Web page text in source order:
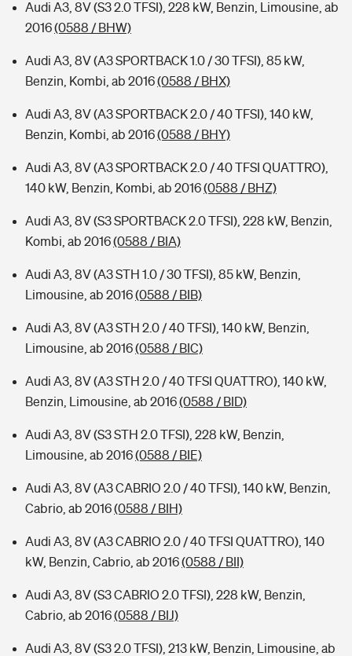
Audi A3, 8V (S3 2.0 TFSI), 228 kW, Benzin, Limousine, ab
2016(0588 / BHW)
Audi A3, 8V (A3 SPORTBACK 1.0 / 30 TFSI), 85 kW,
Benzin, Kombi, ab 2016(0588 / BHX)
Audi A3, 8V (A3 SPORTBACK 2.0 / 40 TFSI), 140 kW,
Benzin, Kombi, ab 2016(0588 / BHY)
Audi A3, 8V (A3 SPORTBACK 2.0 / 40 TFSI QUATTRO),
140 kW, Benzin, Kombi, ab 2016(0588 / BHZ)
Audi A3, 8V (S3 SPORTBACK 2.0 TFSI), 228 kW, Benzin,
Kombi, ab 2016(0588 / BIA)
Audi A3, 8V (A3 STH 1.0 / 30 TFSI), 85 kW, Benzin,
Limousine, ab 2016(0588 / BIB)
Audi A3, 8V (A3 STH 2.0 / 40 TFSI), 140 kW, Benzin,
Limousine, ab 2016(0588 / BIC)
Audi A3, 8V (A3 STH 2.0 / 40 TFSI QUATTRO), 140 kW,
Benzin, Limousine, ab 2016(0588 / BID)
Audi A3, 8V (S3 STH 2.0 TFSI), 228 kW, Benzin,
Limousine, ab 2016(0588 / BIE)
Audi A3, 8V (A3 CABRIO 2.0 / 40 TFSI), 140 kW, Benzin,
Cabrio, ab 2016(0588 / BIH)
Audi A3, 8V (A3 CABRIO 2.0 / 40 TFSI QUATTRO), 140
kW, Benzin, Cabrio, ab 2016(0588 / BII)
Audi A3, 8V (S3 CABRIO 2.0 TFSI), 228 kW, Benzin,
Cabrio, ab 2016(0588 / BIJ)
Audi A3, 8V (S3 2.0 TFSI), 213 kW, Benzin, Limousine, ab